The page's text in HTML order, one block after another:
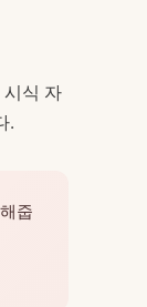
식 자
.
줍